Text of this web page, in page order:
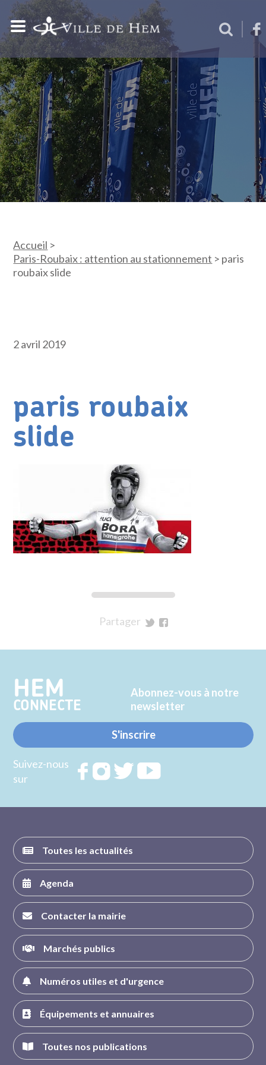
Accueil >
Paris-Roubaix : attention au stationnement > paris
roubaix slide
2 avril 2019
paris roubaix
slide
Partager
Twitter
Facebook
HEM
CONNECTE
Abonnez-vous à notre
newsletter
S'inscrire
Suivez-nous
sur
RejoignezRejoignezRejoignez
Toutes les actualités
Agenda
Contacter la mairie
Marchés publics
Numéros utiles et d'urgence
Équipements et annuaires
Toutes nos publications